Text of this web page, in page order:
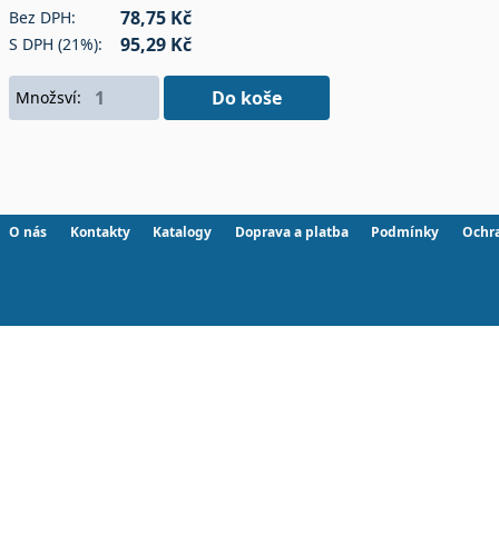
Bez DPH: 78,75 Kč
S DPH (21%): 95,29 Kč
Množsví: Do koše
O nás Kontakty Katalogy Doprava a platba Podmínky